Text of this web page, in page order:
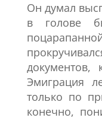
Он думал
в голове
документов,
Эмиграция
только по
конечно,